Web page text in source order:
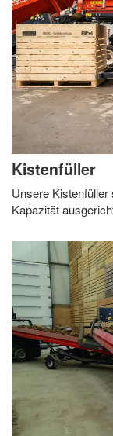
Kistenfüller
Unsere
Kapazität